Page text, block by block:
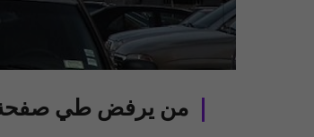
من يرفض طي صفحة